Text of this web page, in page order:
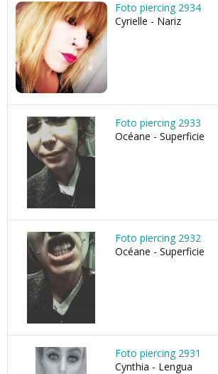
Foto piercing 2934
Cyrielle - Nariz
Foto piercing 2933
Océane - Superficie
Foto piercing 2932
Océane - Superficie
Foto piercing 2931
Cynthia - Lengua